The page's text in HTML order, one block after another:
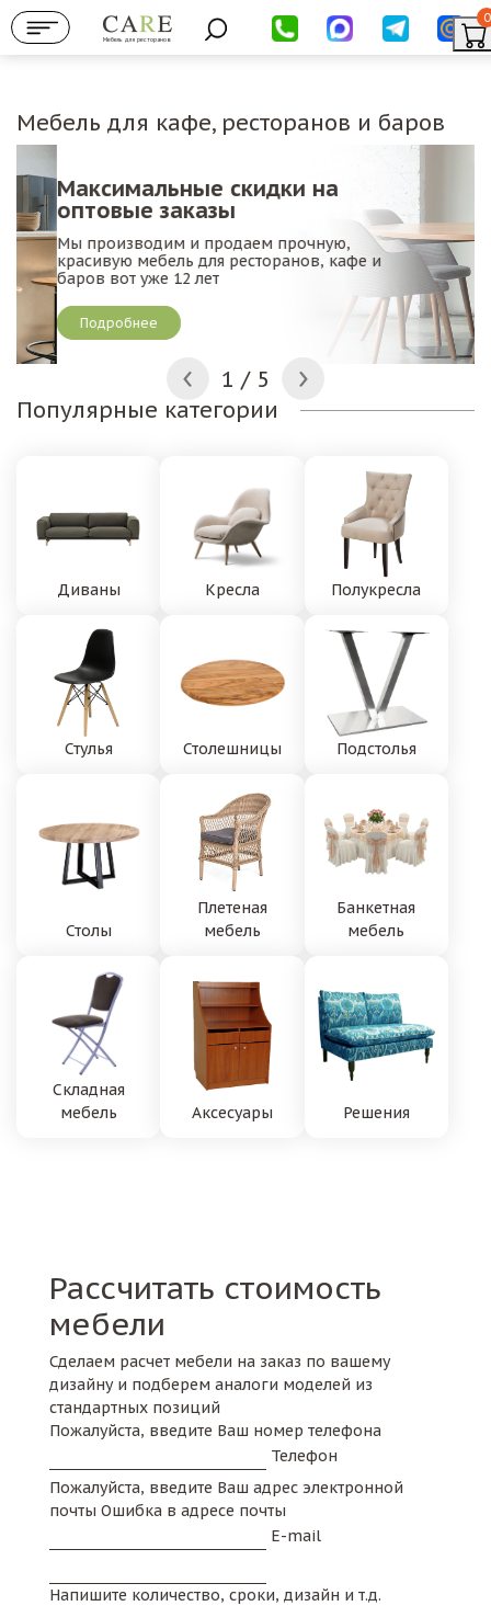
Мебель для ресторанов
0
Мебель для кафе, ресторанов и баров
Максимальные скидки на
оптовые заказы
Мы производим и продаем прочную,
красивую мебель для ресторанов, кафе и
баров вот уже 12 лет
Подробнее
2 / 5
Популярные категории
Диваны Кресла Полукресла
Стулья Столешницы Подстолья
Столы
Плетеная
мебель
Банкетная
мебель
Складная
мебель
Аксесуары Решения
Рассчитать стоимость
мебели
Сделаем расчет мебели на заказ по вашему
дизайну и подберем аналоги моделей из
стандартных позиций
Пожалуйста, введите Ваш номер телефона
Телефон
Пожалуйста, введите Ваш адрес электронной
почты Ошибка в адресе почты
E-mail
Напишите количество, сроки, дизайн и т.д.